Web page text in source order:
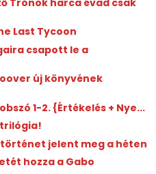
Last Tycoon
csapott le a
új könyvének
1-2. {Értékelés + Nye...
jelent meg a héten
hozza a Gabo